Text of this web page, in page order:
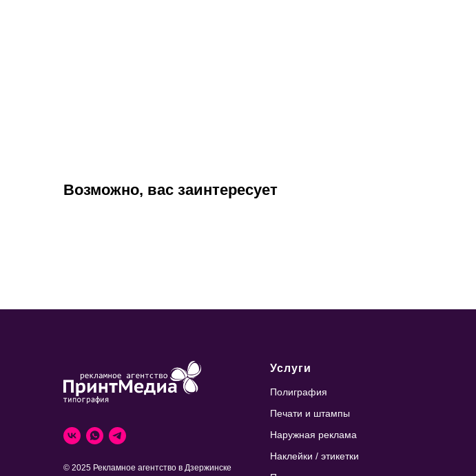
Возможно, вас заинтересует
© 2025 Рекламное агентство в Дзержинске
Услуги
Полиграфия
Печати и штампы
Наружная реклама
Наклейки / этикетки